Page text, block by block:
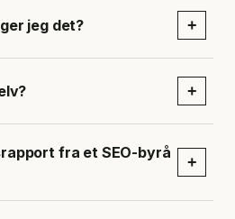
jeg det? +
+
fra et SEO-byrå
+